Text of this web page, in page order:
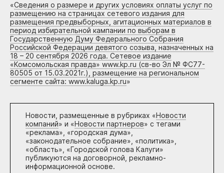
«Сведения о размере и других условиях оплаты услуг по
размещению на страницах сетевого издания для
размещения предвыборных, агитационных материалов в
период избирательной кампании по выборам в
Государственную Думу Федерального Собрания
Российской Федерации девятого созыва, назначенных на
18 – 20 сентября 2026 года. Сетевое издание
«Комсомольская правда» www.kp.ru (св-во Эл № ФС77-
80505 от 15.03.2021г.), размещение на региональном
сегменте сайта: www.kaluga.kp.ru»
Новости, размещенные в рубриках «Новости
компаний» и «Новости партнеров» с тегами
«реклама», «городская дума»,
«законодательное собрание», «политика»,
«область», «Городской голова Калуги»
публикуются на договорной, рекламно-
информационной основе.